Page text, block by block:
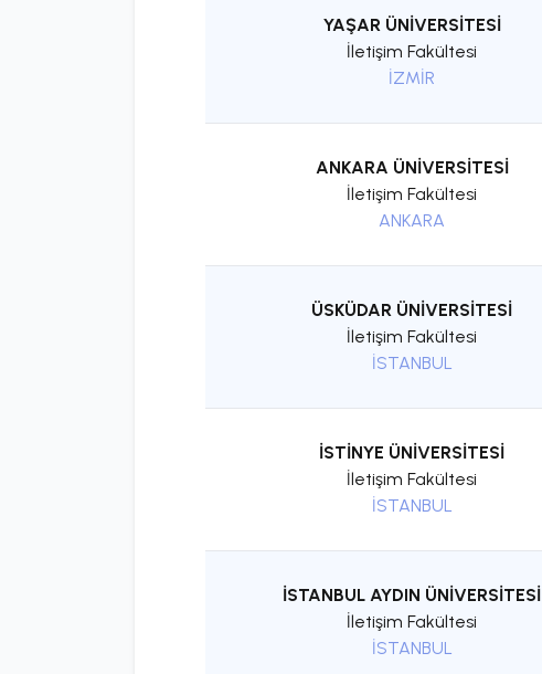
YAŞAR ÜNİVERSİTESİ
İletişim Fakültesi
İZMİR
ANKARA ÜNİVERSİTESİ
İletişim Fakültesi
ANKARA
ÜSKÜDAR ÜNİVERSİTESİ
İletişim Fakültesi
İSTANBUL
İSTİNYE ÜNİVERSİTESİ
İletişim Fakültesi
İSTANBUL
İSTANBUL AYDIN ÜNİVERSİTESİ
İletişim Fakültesi
İSTANBUL